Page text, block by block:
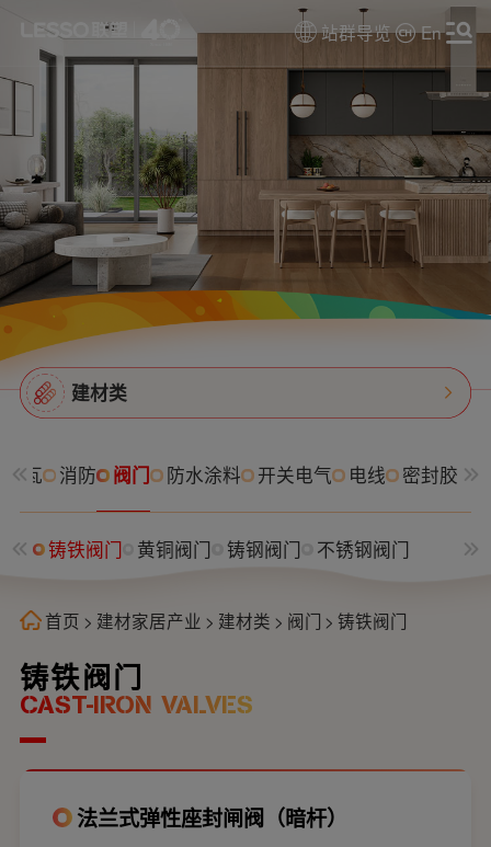
站群导览 En
建材类
脂瓦 消防 阀门 防水涂料 开关电气 电线 密封胶
铸铁阀门 黄铜阀门 铸钢阀门 不锈钢阀门
铸铁阀门
CAST-IRON VALVES
首页 > 建材家居产业 > 建材类 > 阀门 > 铸铁阀门
法兰式弹性座封闸阀（暗杆）